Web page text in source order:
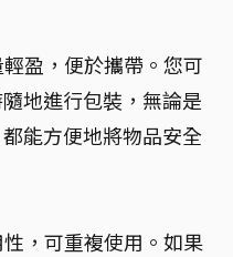
盈，便於攜帶。您可
地進行包裝，無論是
能方便地將物品安全
，可重複使用。如果